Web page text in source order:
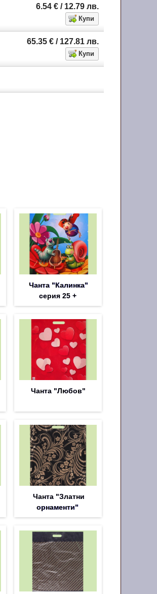
6.54€ / 12.79лв.
65.35€ / 127.81лв.
Чанта "Калинка"
серия 25 +
Чанта "Любов"
Чанта "Златни
орнаменти"